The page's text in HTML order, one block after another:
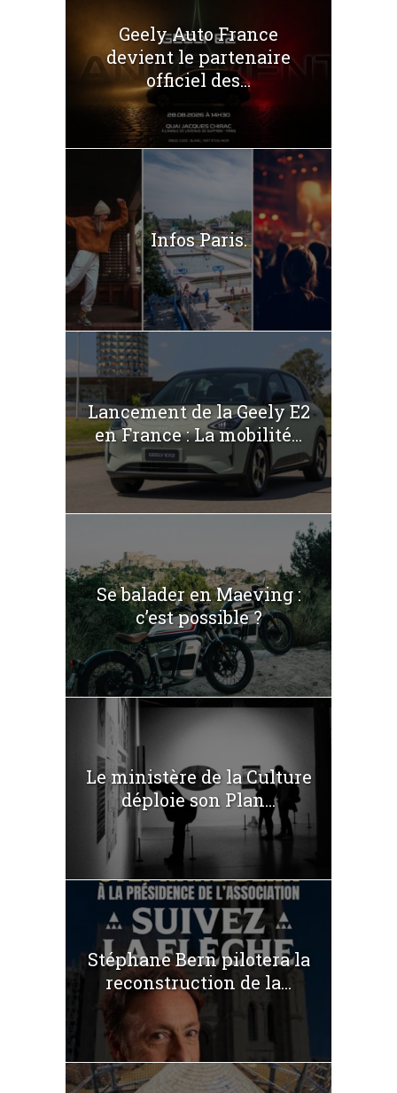
Geely Auto France
devient le partenaire
officiel des...
Infos Paris.
Lancement de la Geely E2
en France : La mobilité...
Se balader en Maeving :
c’est possible ?
Le ministère de la Culture
déploie son Plan...
Stéphane Bern pilotera la
reconstruction de la...